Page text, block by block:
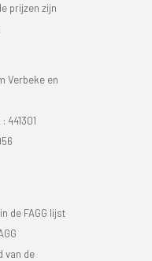
prijzen zijn
Verbeke en
: 441301
de FAGG lijst
van de